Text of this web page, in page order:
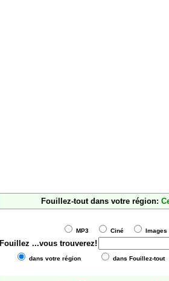
Fouillez-tout dans votre région:
MP3 Ciné
Fouillez ...vous trouverez!
dans votre région dans Fouillez-tout